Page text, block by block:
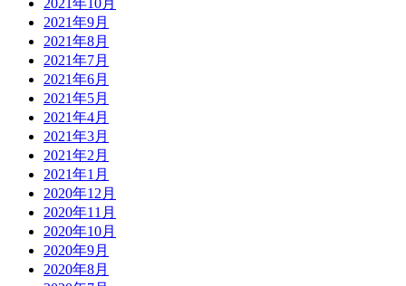
2021年9月
2021年8月
2021年7月
2021年6月
2021年5月
2021年4月
2021年3月
2021年2月
2021年1月
2020年12月
2020年11月
2020年10月
2020年9月
2020年8月